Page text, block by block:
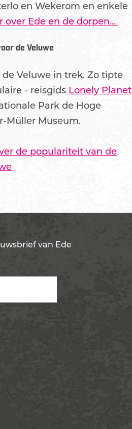
en Wekerom en enkele
over Ede en de dorpen...
de Veluwe
Veluwe in trek. Zo tipte
- reisgids Lonely Planet
Park de Hoge
Müller Museum.
de populariteit van de
van Ede